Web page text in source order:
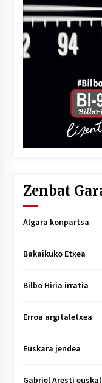
Zenbat
Algara konpartsa
Bakaikuko Etxea
Bilbo Hiria irratia
Erroa argitaletxea
Euskara jendea
Gabriel Aresti